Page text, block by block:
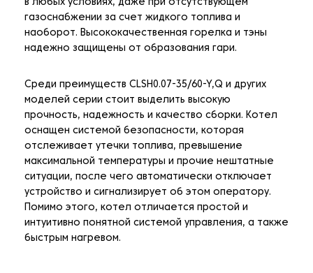
в любых условиях, даже при отсутствующем
газоснабжении за счет жидкого топлива и
наоборот. Высококачественная горелка и тэны
надежно защищены от образования гари.
Среди преимуществ CLSH0.07-35/60-Y,Q и других
моделей серии стоит выделить высокую
прочность, надежность и качество сборки. Котел
оснащен системой безопасности, которая
отслеживает утечки топлива, превышение
максимальной температуры и прочие нештатные
ситуации, после чего автоматически отключает
устройство и сигнализирует об этом оператору.
Помимо этого, котел отличается простой и
интуитивно понятной системой управления, а также
быстрым нагревом.